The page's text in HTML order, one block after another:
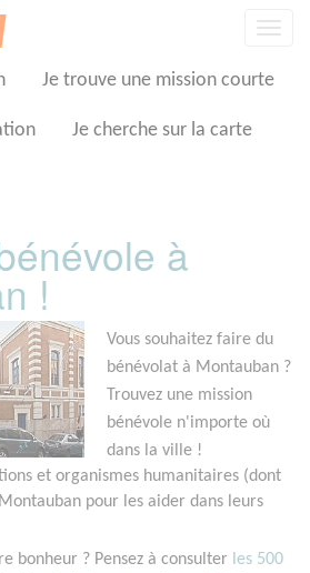
Je trouve une mission courte
Je cherche sur la carte
à
!
Vous souhaitez faire du
bénévolat à Montauban ?
Trouvez une mission
bénévole n'importe où
dans la ville !
et organismes humanitaires (dont
pour les aider dans leurs
bonheur ? Pensez à consulter les 500